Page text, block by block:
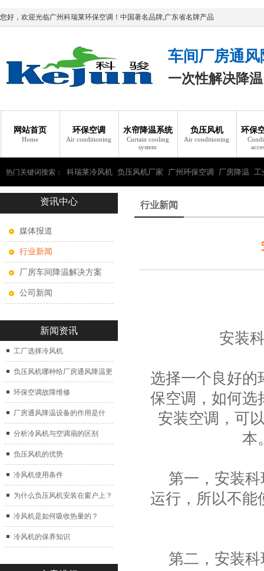
您好，欢迎光临广州科瑞莱环保空调！中国著名品牌,广东省名牌产品
车间厂房通
一次性解决降
网站首页
Home
环保空调
Air conditioning
水帘降温系统
Curtain cooling
system
负压风机
Air conditioning
环保
热门关键词搜索： 科瑞莱冷风机 负压风机厂家 广州环保空调 厂房降温 工
瑞莱环保空调资讯中心
媒体报道
行业新闻
厂房车间降温解决方案
公司新闻
新闻资讯
工厂选择冷风机
负压风机哪种给厂房通风降温更
好？
环保空调故障维修
厂房通风降温设备的作用是什
么？
分析冷风机与空调扇的区别
负压风机的优势
冷风机使用条件
为什么负压风机安装在窗户上？
冷风机是如何吸收热量的？
冷风机的保养知识
行业新闻
安装
选择一个良好的
保空调 ，如何
安装空调，可
本
第一，安装科
运行，所以不能
第二，安装科